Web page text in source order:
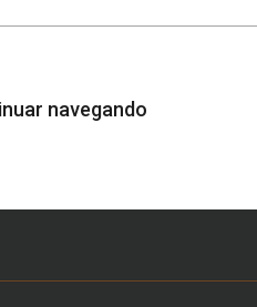
navegando